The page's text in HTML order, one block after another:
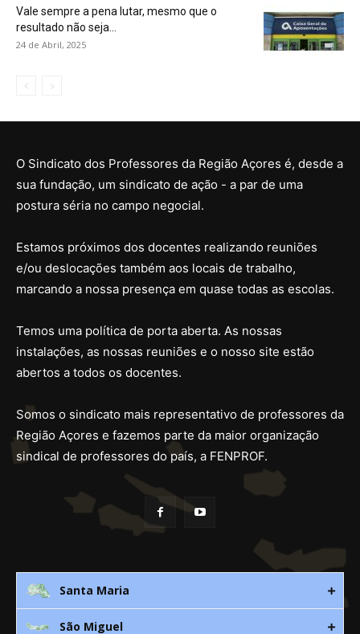
Vale sempre a pena lutar, mesmo que o
resultado não seja...
24 de Abril, 2025
O Sindicato dos Professores da Região Açores é, desde a
sua fundação, um sindicato de ação - a par de uma
postura séria no campo negocial.
Estamos próximos dos docentes realizando reuniões
e/ou deslocações também aos locais de trabalho,
marcando a nossa presença em quase todas as escolas.
Temos uma política de porta aberta. As nossas
instalações, as nossas reuniões e o nosso site estão
abertos a todos os docentes.
Somos o sindicato mais representativo de professores da
Região Açores e fazemos parte da maior organização
sindical de professores do país, a FENPROF.
Santa Maria
São Miguel